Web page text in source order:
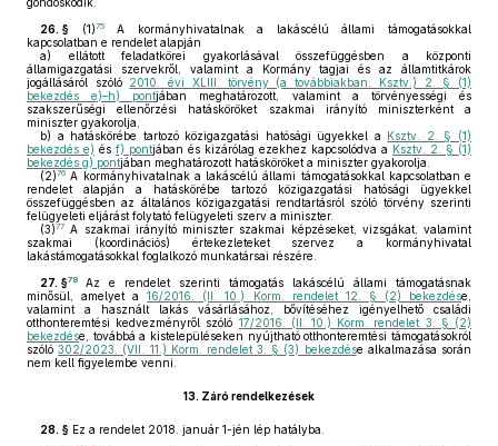
26. § (1)75A kormányhivatalnak a lakáscélú állami támogatásokkal
kapcsolatban e rendelet alapján
a) ellátott feladatkörei gyakorlásával összefüggésben a központi
államigazgatási szervekről, valamint a Kormány tagjai és az államtitkárok
jogállásáról szóló 2010. évi XLIII. törvény (a továbbiakban: Ksztv.) 2. § (1)
bekezdés e)–h) pontjában meghatározott, valamint a törvényességi és
szakszerűségi ellenőrzési hatásköröket szakmai irányító miniszterként a
miniszter gyakorolja,
b) a hatáskörébe tartozó közigazgatási hatósági ügyekkel a Ksztv. 2. § (1)
bekezdés e) és f) pontjában és kizárólag ezekhez kapcsolódva a Ksztv. 2. § (1)
bekezdés g) pontjában meghatározott hatásköröket a miniszter gyakorolja.
(2)76 A kormányhivatalnak a lakáscélú állami támogatásokkal kapcsolatban e
rendelet alapján a hatáskörébe tartozó közigazgatási hatósági ügyekkel
összefüggésben az általános közigazgatási rendtartásról szóló törvény szerinti
felügyeleti eljárást folytató felügyeleti szerv a miniszter.
(3)77 A szakmai irányító miniszter szakmai képzéseket, vizsgákat, valamint
szakmai (koordinációs) értekezleteket szervez a kormányhivatal
lakástámogatásokkal foglalkozó munkatársai részére.
27. §78
Az e rendelet szerinti támogatás lakáscélú állami támogatásnak
minősül, amelyet a16/2016. (II. 10.) Korm. rendelet 12. § (2) bekezdése,
valamint a használt lakás vásárlásához, bővítéséhez igényelhető családi
otthonteremtési kedvezményről szóló 17/2016. (II. 10.) Korm. rendelet 3. § (2)
bekezdése, továbbá a kistelepüléseken nyújtható otthonteremtési támogatásokról
szóló302/2023. (VII. 11.) Korm. rendelet 3. § (3) bekezdése alkalmazása során
nem kell figyelembe venni.
13. Záró rendelkezések
28. § Ez a rendelet 2018. január 1-jén lép hatályba.